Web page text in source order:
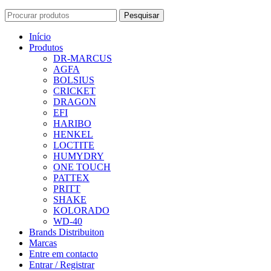
Pesquisar
Início
Produtos
DR-MARCUS
AGFA
BOLSIUS
CRICKET
DRAGON
EFI
HARIBO
HENKEL
LOCTITE
HUMYDRY
ONE TOUCH
PATTEX
PRITT
SHAKE
KOLORADO
WD-40
Brands Distribuiton
Marcas
Entre em contacto
Entrar / Registrar